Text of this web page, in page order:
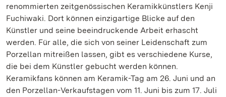
renommierten zeitgenössischen Keramikkünstlers Kenji
Fuchiwaki. Dort können einzigartige Blicke auf den
Künstler und seine beeindruckende Arbeit erhascht
werden. Für alle, die sich von seiner Leidenschaft zum
Porzellan mitreißen lassen, gibt es verschiedene Kurse,
die bei dem Künstler gebucht werden können.
Keramikfans können am Keramik-Tag am 26. Juni und an
den Porzellan-Verkaufstagen vom 11. Juni bis zum 17. Juli